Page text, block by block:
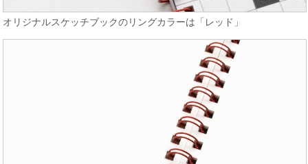
オリジナルスケッチブックのリングカラーは「レッド」